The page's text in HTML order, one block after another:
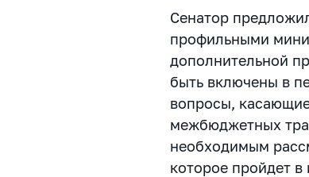
Сенатор
профильными
дополнительной
быть включены в
вопросы,
межбюджетных
необходимым
которое пройдет